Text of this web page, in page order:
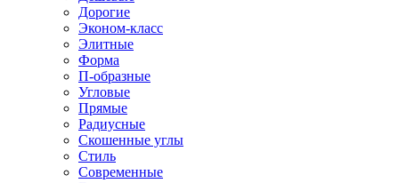
Дорогие
Эконом-класс
Элитные
Форма
П-образные
Угловые
Прямые
Радиусные
Скошенные углы
Стиль
Современные